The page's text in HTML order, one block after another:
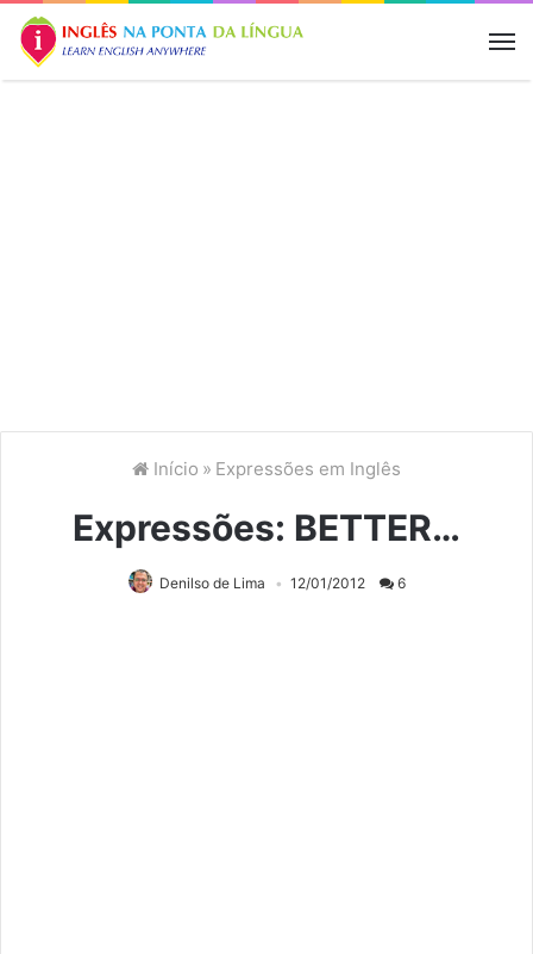
Início » Expressões em Inglês
Expressões: BETTER…
Denilso de Lima 12/01/2012 6